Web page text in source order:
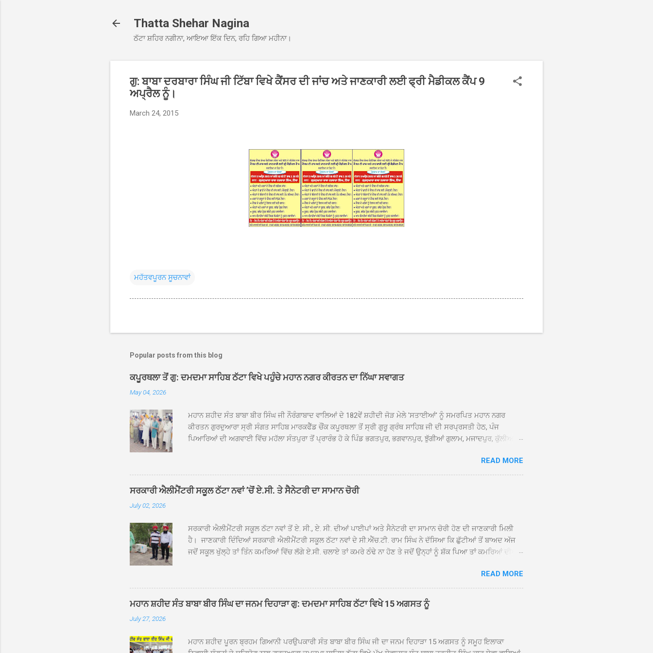
Thatta Shehar Nagina
ਠੱਟਾ ਸ਼ਹਿਰ ਨਗੀਨਾ, ਆਇਆ ਇੱਕ ਦਿਨ, ਰਹਿ ਗਿਆ ਮਹੀਨਾ।
ਗੁ: ਬਾਬਾ ਦਰਬਾਰਾ ਸਿੰਘ ਜੀ ਟਿੱਬਾ ਵਿਖੇ ਕੈਂਸਰ ਦੀ ਜਾਂਚ ਅਤੇ ਜਾਣਕਾਰੀ ਲਈ ਫ੍ਰੀ ਮੈਡੀਕਲ ਕੈਂਪ 9
ਅਪ੍ਰੈਲ ਨੂੰ।
March 24, 2015
ਮਹੱਤਵਪੂਰਨ ਸੂਚਨਾਵਾਂ
Popular posts from this blog
ਕਪੂਰਥਲਾ ਤੋਂ ਗੁ: ਦਮਦਮਾ ਸਾਹਿਬ ਠੱਟਾ ਵਿਖੇ ਪਹੁੰਚੇ ਮਹਾਨ ਨਗਰ ਕੀਰਤਨ ਦਾ ਨਿੱਘਾ ਸਵਾਗਤ
May 04, 2026
ਮਹਾਨ ਸ਼ਹੀਦ ਸੰਤ ਬਾਬਾ ਬੀਰ ਸਿੰਘ ਜੀ ਨੌਰੰਗਾਬਾਦ ਵਾਲਿਆਂ ਦੇ 182ਵੇਂ ਸ਼ਹੀਦੀ ਜੋੜ ਮੇਲੇ 'ਸਤਾਈਆਂ' ਨੂੰ ਸਮਰਪਿਤ ਮਹਾਨ ਨਗਰ
ਕੀਰਤਨ ਗੁਰਦੁਆਰਾ ਸ੍ਰੀ ਸੰਗਤ ਸਾਹਿਬ ਮਾਰਕਫੈੱਡ ਚੌਂਕ ਕਪੂਰਥਲਾ ਤੋਂ ਸ੍ਰੀ ਗੁਰੂ ਗ੍ਰੰਥ ਸਾਹਿਬ ਜੀ ਦੀ ਸਰਪ੍ਰਸਤੀ ਹੇਠ, ਪੰਜ
ਪਿਆਰਿਆਂ ਦੀ ਅਗਵਾਈ ਵਿੱਚ ਮਹੱਲਾ ਸੰਤਪੁਰਾ ਤੋਂ ਪ੍ਰਾਰੰਭ ਹੋ ਕੇ ਪਿੰਡ ਭਗਤਪੁਰ, ਭਗਵਾਨਪੁਰ, ਝੁੱਗੀਆਂ ਗੁਲਾਮ, ਮਜਾਦਪੁਰ, ਕੁੱਲੀਆਂ,
ਦਮਦਮਾ ਸਾਹਿਬ ਠੱਟਾ ਵਿਖੇ ਪਹੁੰਚਿਆ। ਨਗਰ ਕੀਰਤਨ ਦੇ ਗੁਰਦੁਆਰਾ ਸ੍ਰੀ ਦਮਦਮਾ ਸਾਹਿਬ ਠੱਟਾ ਵਿਖੇ ਪਹੁੰਚਣ ’ਤੇ ਮੁੱਖ ਸੇਵਾਦਾਰ
ਸੰਤ ਬਾਬਾ ਹਰਜੀਤ ਸਿੰਘ ਤੇ ਇਲਾਕੇ ਦੀਆਂ ਸੰਗਤਾਂ ਵੱਲੋਂ ਜੈਕਾਰਿਆਂ ਦੀ ਗੂੰਜ ਵਿਚ ਨਿੱਘਾ ਸਵਾਗਤ ਕੀਤਾ ਗਿਆ। ਗੁਰਦੁਆਰਾ ਸ੍ਰੀ
ਦਮਦਮਾ ਸਾਹਿਬ ਠੱਟਾ ਵਿਖੇ ਨਗਰ ਕੀਰਤਨ ਦੇ ਸਮਾਪਤੀ ਦੀ ਅਰਦਾਸ ਹੋਈ। ਇਸ ਮੌਕੇ ਪੰਜ ਪਿਆਰੇ ਸਾਹਿਬਾਨ ਤੇ ਨਗਰ ਕੀਰਤਨ ਦੇ
ਪ੍ਰਬੰਧਕਾਂ ਦਾ ਗੁਰਦੁਆਰਾ ਦਮਦਮਾ ਸਾਹਿਬ ਠੱਟਾ ਦੇ ਮੁੱਖ ਸੇਵਾਦਾਰ ਸੰਤ ਬਾਬਾ ਹਰਜੀਤ ਸਿੰਘ ਵੱਲੋਂ ਸਿਰੋਪਾਓ ਦੇ ਕੇ ਵਿਸ਼ੇਸ਼ ਤੌਰ ’ਤੇ
READ MORE
ਸਰਕਾਰੀ ਐਲੀਮੈਂਟਰੀ ਸਕੂਲ ਠੱਟਾ ਨਵਾਂ ’ਚੋਂ ਏ.ਸੀ. ਤੇ ਸੈਨੇਟਰੀ ਦਾ ਸਾਮਾਨ ਚੋਰੀ
July 02, 2026
ਸਰਕਾਰੀ ਐਲੀਮੈਂਟਰੀ ਸਕੂਲ ਠੱਟਾ ਨਵਾਂ ਤੋਂ ਏ. ਸੀ., ਏ. ਸੀ. ਦੀਆਂ ਪਾਈਪਾਂ ਅਤੇ ਸੈਨੇਟਰੀ ਦਾ ਸਾਮਾਨ ਚੋਰੀ ਹੋਣ ਦੀ ਜਾਣਕਾਰੀ ਮਿਲੀ
ਹੈ। ਜਾਣਕਾਰੀ ਦਿੰਦਿਆਂ ਸਰਕਾਰੀ ਐਲੀਮੈਂਟਰੀ ਸਕੂਲ ਠੱਟਾ ਨਵਾਂ ਦੇ ਸੀ.ਐੱਚ.ਟੀ. ਰਾਮ ਸਿੰਘ ਨੇ ਦੱਸਿਆ ਕਿ ਛੁੱਟੀਆਂ ਤੋਂ ਬਾਅਦ ਅੱਜ
ਜਦੋਂ ਸਕੂਲ ਖੁੱਲ੍ਹੇ ਤਾਂ ਤਿੰਨ ਕਮਰਿਆਂ ਵਿੱਚ ਲੱਗੇ ਏ.ਸੀ. ਚਲਾਏ ਤਾਂ ਕਮਰੇ ਠੰਢੇ ਨਾ ਹੋਣ ਤੇ ਜਦੋਂ ਉਨ੍ਹਾਂ ਨੂੰ ਸ਼ੱਕ ਪਿਆ ਤਾਂ ਕਮਰਿਆਂ ਦੀਆਂ
ਹੋਈਆਂ ਸਨ। ਉਨ੍ਹਾਂ ਦੱਸਿਆ ਕਿ ਉਹ ਛੁੱਟੀਆਂ ਦੌਰਾਨ ਵੀ ਸਕੂਲ ਗੇੜਾ ਮਾਰਦੇ ਸਨ ਅਤੇ 20 ਜੂਨ ਤੱਕ ਸਭ ਠੀਕ ਸੀ। ਚੋਰੀ ਦੀ ਘਟਨਾ
20 ਤੋਂ 30 ਜੂਨ ਵਿਚਕਾਰ ਹੋਈ ਜਾਪਦੀ ਹੈ। ਇਸ ਮੌਕੇ ਸਕੂਲ ਸਟਾਫ ਮੈਂਬਰਾਂ ਅੰਜੂ ਬਾਲਾ, ਹਰਜੀਤ ਕੌਰ, ਕਮਲਪ੍ਰੀਤ ਕੌਰ ਅਤੇ ਹਰਵਿੰਦਰ
ਸਿੰਘ ਟੋਡਰਵਾਲ ਨੇ ਦੱਸਿਆ ਕਿ ਸਕੂਲ ਵਿੱਚ ਪਿਛਲੇ ਸਾਲ ਤਿੰਨ ਏ. ਸੀ. ਲਾਉਣ ਦੀ ਸੇਵਾ ਸੀ.ਐੱਚ.ਟੀ. ਰਾਮ ਸਿੰਘ ਵੱਲੋਂ ਕੀਤੀ ਗਈ ਸੀ
ਜਿਸ ਦੀ ਮਾਪਿਆਂ ਨੇ ਖੂਬ ਪ੍ਰਸੰਸਾ ਕੀਤੀ ਸੀ। ਉਨ੍ਹਾਂ ਦੱਸਿਆ ਕਿ ਏਸੀ ਚੋਰੀ ਹੋਣ ਨਾਲ ਬੱਚਿਆਂ ਦੇ ਮਾਪਿਆਂ ਵਿੱਚ ਭਾਰੀ ਰੋਸ ਹੈ ਅਤੇ
READ MORE
ਮਹਾਨ ਸ਼ਹੀਦ ਸੰਤ ਬਾਬਾ ਬੀਰ ਸਿੰਘ ਦਾ ਜਨਮ ਦਿਹਾੜਾ ਗੁ: ਦਮਦਮਾ ਸਾਹਿਬ ਠੱਟਾ ਵਿਖੇ 15 ਅਗਸਤ ਨੂੰ
July 27, 2026
ਮਹਾਨ ਸ਼ਹੀਦ ਪੂਰਨ ਬ੍ਰਹਮ ਗਿਆਨੀ ਪਰਉਪਕਾਰੀ ਸੰਤ ਬਾਬਾ ਬੀਰ ਸਿੰਘ ਜੀ ਦਾ ਜਨਮ ਦਿਹਾੜਾ 15 ਅਗਸਤ ਨੂੰ ਸਮੂਹ ਇਲਾਕਾ